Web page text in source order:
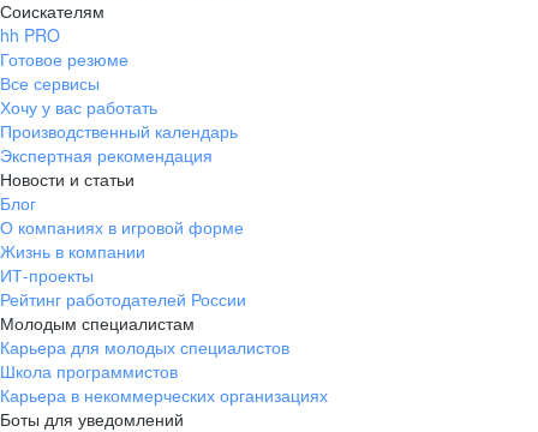
Соискателям
hh PRO
Готовое резюме
Все сервисы
Хочу у вас работать
Производственный календарь
Экспертная рекомендация
Новости и статьи
Блог
О компаниях в игровой форме
Жизнь в компании
ИТ-проекты
Рейтинг работодателей России
Молодым специалистам
Карьера для молодых специалистов
Школа программистов
Карьера в некоммерческих организациях
Боты для уведомлений